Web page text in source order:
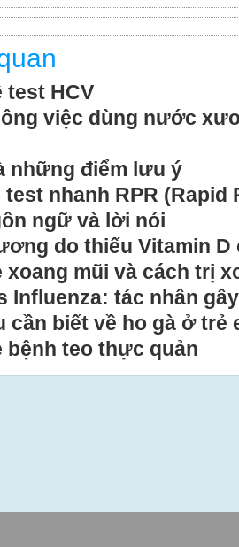
test HCV
việc dùng nước
những điểm lưu ý
test nhanh RPR (Rapid
ngữ và lời nói
do thiếu Vitamin D
xoang mũi và cách trị
Influenza: tác nhân
cần biết về ho gà ở trẻ
bệnh teo thực quản